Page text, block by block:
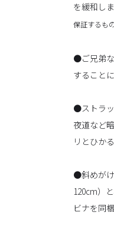
を緩和し
保証するも
●ご兄弟
すること
●ストラッ
夜道など
リとひか
●斜めが
120cm）
ビナを同